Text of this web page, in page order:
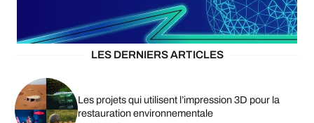
LES DERNIERS ARTICLES
Les projets qui utilisent l’impression 3D pour la
restauration environnementale